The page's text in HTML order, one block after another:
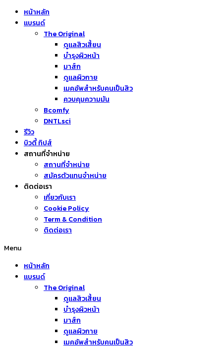
หน้าหลัก
แบรนด์
The Original
ดูแลสิวเสี้ยน
บำรุงผิวหน้า
มาส์ก
ดูแลผิวกาย
เมคอัพสำหรับคนเป็นสิว
ควบคุมความมัน
Bcomfy
DNTLsci
รีวิว
บิวตี้ ทิปส์
สถานที่จำหน่าย
สถานที่จำหน่าย
สมัครตัวแทนจำหน่าย
ติดต่อเรา
เกี่ยวกับเรา
Cookie Policy
Term & Condition
ติดต่อเรา
Menu
หน้าหลัก
แบรนด์
The Original
ดูแลสิวเสี้ยน
บำรุงผิวหน้า
มาส์ก
ดูแลผิวกาย
เมคอัพสำหรับคนเป็นสิว